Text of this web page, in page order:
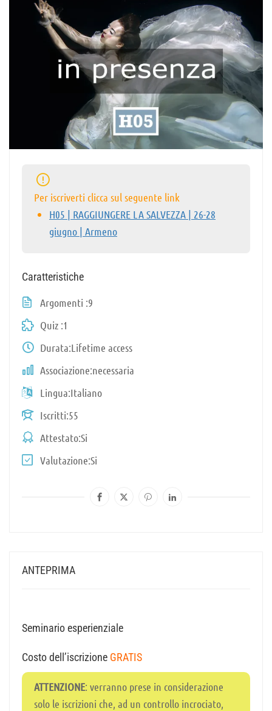
ANTEPRIMA
Seminario esperienziale
Costo dell’iscrizione GRATIS
ATTENZIONE: verranno prese in considerazione
solo le iscrizioni che, ad un controllo incrociato,
Per iscriverti clicca sul seguente link
H05 | RAGGIUNGERE LA SALVEZZA | 26-28
giugno | Armeno
Caratteristiche
Argomenti 9
Quiz 1
Durata Lifetime access
Associazione necessaria
Lingua Italiano
Iscritti 55
AttestatoSi
Valutazione Si